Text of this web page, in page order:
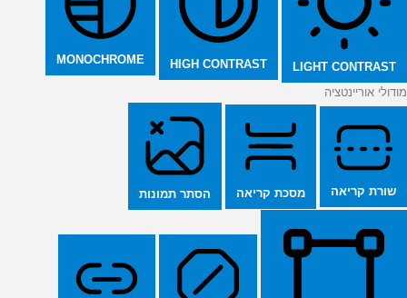
LIGHT CONTRAST
HIGH CONTRAST
MONOCHROME
מודולי אוריינטציה
שורת קריאה מסכת קריאה הסתר תמונות